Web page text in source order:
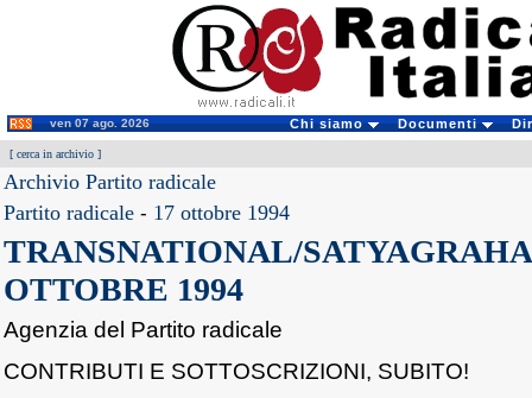
ven 07 ago. 2026 Chi siamo Documenti
[ cerca in archivio ]
Archivio Partito radicale
Partito radicale - 17 ottobre 1994
TRANSNATIONAL/SATYAGRAHA
OTTOBRE 1994
Agenzia del Partito radicale
CONTRIBUTI E SOTTOSCRIZIONI, SUBITO!